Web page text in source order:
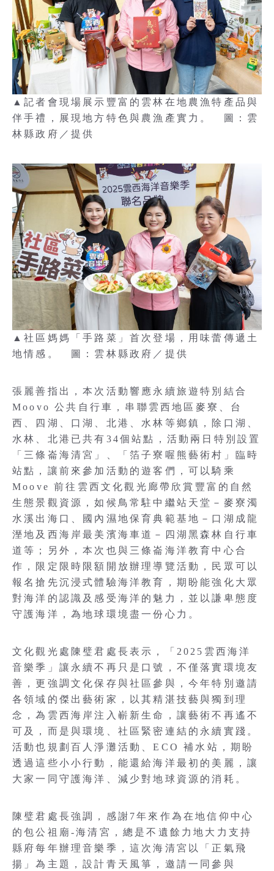
▲記者會現場展示豐富的雲林在地農漁特產品與
伴手禮，展現地方特色與農漁產實力。 圖：雲
林縣政府／提供
▲社區媽媽「手路菜」首次登場，用味蕾傳遞土
地情感。 圖：雲林縣政府／提供
張麗善指出，本次活動響應永續旅遊特別結合
Moovo 公共自行車，串聯雲西地區麥寮、台
西、四湖、口湖、北港、水林等鄉鎮，除口湖、
水林、北港已共有34個站點，活動兩日特別設置
「三條崙海清宮」、「箔子寮喔熊藝術村」臨時
站點，讓前來參加活動的遊客們，可以騎乘
Moove 前往雲西文化觀光廊帶欣賞豐富的自然
生態景觀資源，如候鳥常駐中繼站天堂－麥寮濁
水溪出海口、國內濕地保育典範基地－口湖成龍
溼地及西海岸最美濱海車道－四湖黑森林自行車
道等；另外，本次也與三條崙海洋教育中心合
作，限定限時限額開放辦理導覽活動，民眾可以
報名搶先沉浸式體驗海洋教育，期盼能強化大眾
對海洋的認識及感受海洋的魅力，並以謙卑態度
守護海洋，為地球環境盡一份心力。
文化觀光處陳璧君處長表示，「2025雲西海洋
音樂季」讓永續不再只是口號，不僅落實環境友
善，更強調文化保存與社區參與，今年特別邀請
各領域的傑出藝術家，以其精湛技藝與獨到理
念，為雲西海岸注入嶄新生命，讓藝術不再遙不
可及，而是與環境、社區緊密連結的永續實踐。
活動也規劃百人淨灘活動、ECO 補水站，期盼
透過這些小小行動，能還給海洋最初的美麗，讓
大家一同守護海洋、減少對地球資源的消耗。
陳璧君處長強調，感謝7年來作為在地信仰中心
的包公祖廟-海清宮，總是不遺餘力地大力支持
縣府每年辦理音樂季，這次海清宮以「正氣飛
揚」為主題，設計青天風箏，邀請一同參與